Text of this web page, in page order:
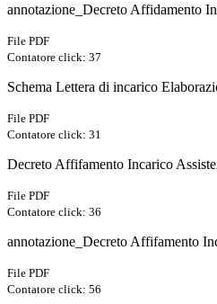
annotazione_Decreto Affidamento
File PDF
Contatore click: 37
Schema Lettera di incarico
File PDF
Contatore click: 31
Decreto Affifamento Incarico
File PDF
Contatore click: 36
annotazione_Decreto Affifamento
File PDF
Contatore click: 56